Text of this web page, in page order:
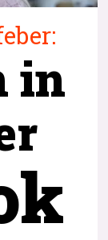
in